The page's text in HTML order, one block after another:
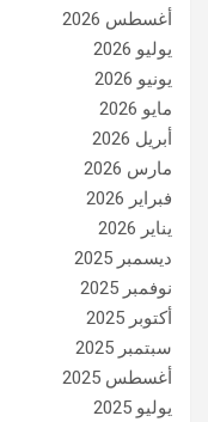
أغسطس 2026
يوليو 2026
يونيو 2026
مايو 2026
أبريل 2026
مارس 2026
فبراير 2026
يناير 2026
ديسمبر 2025
نوفمبر 2025
أكتوبر 2025
سبتمبر 2025
أغسطس 2025
يوليو 2025